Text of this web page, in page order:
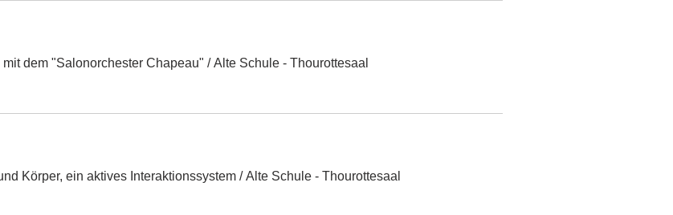
dem "Salonorchester Chapeau" /Alte Schule - Thourottesaal
Körper, ein aktives Interaktionssystem /Alte Schule - Thourottesaal